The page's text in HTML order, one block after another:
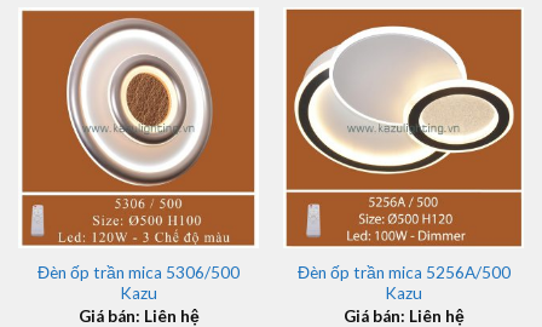
Đèn ốp trần mica 5306/500
Kazu
Giá bán: Liên hệ
Đèn ốp trần mica 5256A/500
Kazu
Giá bán: Liên hệ